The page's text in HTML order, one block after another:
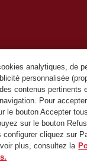
programme Iberia Club
sur iberia.com
données personnelles
aux cookies
droits réservés.
analytiques, de
personnalisée
contenus pertinents
Pour
le bouton Accepter
sur le bouton
cliquez sur
plus, consultez la